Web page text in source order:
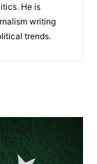
He is
writing
trends.